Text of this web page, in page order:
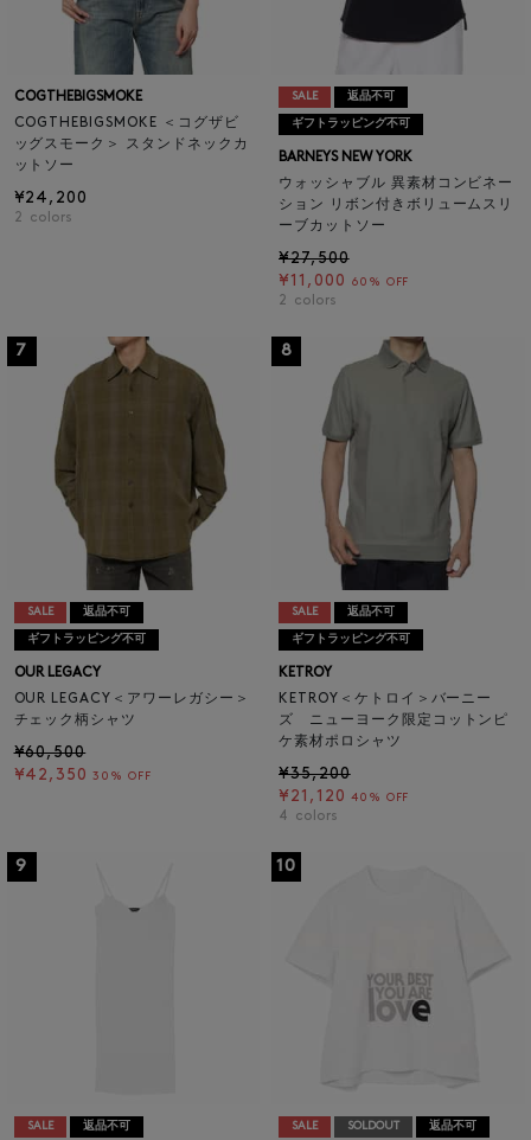
COGTHEBIGSMOKE
COGTHEBIGSMOKE ＜コグザビ
ッグスモーク＞ スタンドネックカ
ットソー
¥24,200
2 colors
SALE 返品不可
ギフトラッピング不可
BARNEYS NEW YORK
ウォッシャブル 異素材コンビネー
ション リボン付きボリュームスリ
ーブカットソー
¥27,500
¥11,000
60% OFF
2 colors
7
SALE 返品不可
ギフトラッピング不可
OUR LEGACY
OUR LEGACY＜アワーレガシー＞
チェック柄シャツ
¥60,500
¥42,350 30% OFF
8
SALE 返品不可
ギフトラッピング不可
KETROY
KETROY＜ケトロイ＞バーニー
ズ ニューヨーク限定コットンピ
ケ素材ポロシャツ
¥35,200
¥21,120 40% OFF
4 colors
9
SALE 返品不可
10
SALE SOLDOUT 返品不可